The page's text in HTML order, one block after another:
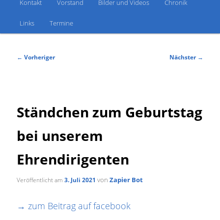
Kontakt Vorstand Bilder und Videos Chronik
Links Termine
Beitragsnavigation
← Vorheriger Nächster →
Ständchen zum Geburtstag
bei unserem
Ehrendirigenten
Veröffentlicht am3. Juli 2021 vonZapier Bot
→ zum Beitrag auf facebook